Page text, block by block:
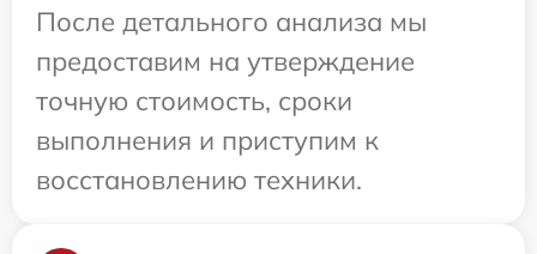
После детального анализа мы
предоставим на утверждение
точную стоимость, сроки
выполнения и приступим к
восстановлению техники.